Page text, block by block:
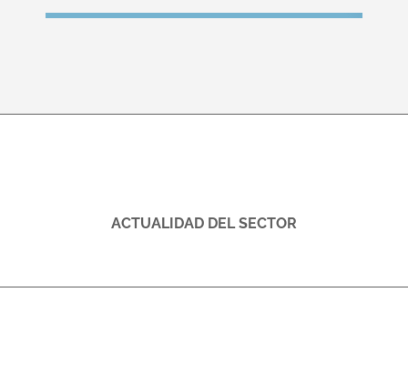
ACTUALIDAD DEL SECTOR